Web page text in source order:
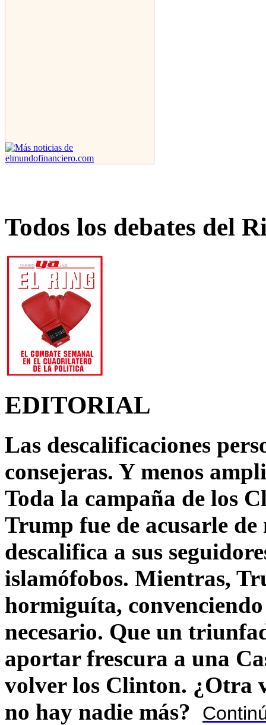
Todos los debates del
EDITORIAL
Las descalificaciones
consejeras. Y menos
Toda la campaña de los
Trump fue de acusarle
descalifica a sus
islamófobos. Mientras,
hormiguíta,
necesario. Que un
aportar frescura a una
volver los Clinton. ¿Otra
no hay nadie más?